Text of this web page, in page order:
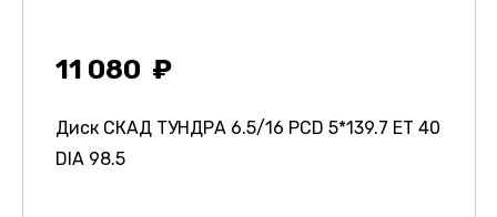
11 080
Диск СКАД ТУНДРА 6.5/16 PCD 5*139.7 ET 40
DIA 98.5